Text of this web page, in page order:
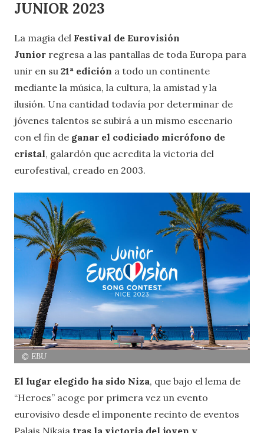
JUNIOR 2023
La magia del Festival de Eurovisión
Junior regresa a las pantallas de toda Europa para
unir en su 21ª edición a todo un continente
mediante la música, la cultura, la amistad y la
ilusión. Una cantidad todavía por determinar de
jóvenes talentos se subirá a un mismo escenario
con el fin de ganar el codiciado micrófono de
cristal, galardón que acredita la victoria del
eurofestival, creado en 2003.
© EBU
El lugar elegido ha sido Niza, que bajo el lema de
“Heroes” acoge por primera vez un evento
eurovisivo desde el imponente recinto de eventos